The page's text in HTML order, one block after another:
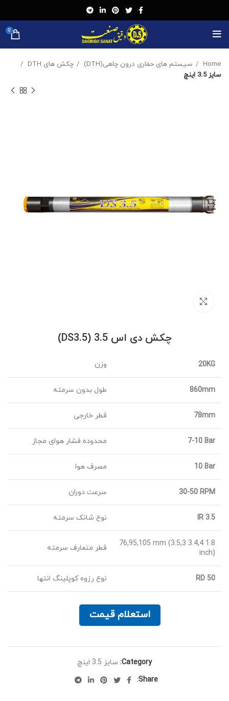
0
Home سیستم های حفاری درون چاهی(DTH)
چکش های DTH
سایز 3.5 اینچ
چکش دی اس 3.5 (DS3.5)
وزن 20KG
طول بدون سرمته 860mm
قطر خارجی 78mm
محدوده فشار هوای مجاز 7-10 Bar
مصرف هوا 10 Bar
سرعت دوران 30-50 RPM
نوع شانک سرمته IR 3.5
قطر متعارف سرمته
76,95,105 mm (3.5,3 3.4,4 1.8
inch)
نوع رزوه کوپلینگ انتها RD 50
استعلام قیمت
Category: سایز 3.5 اینچ
Share: